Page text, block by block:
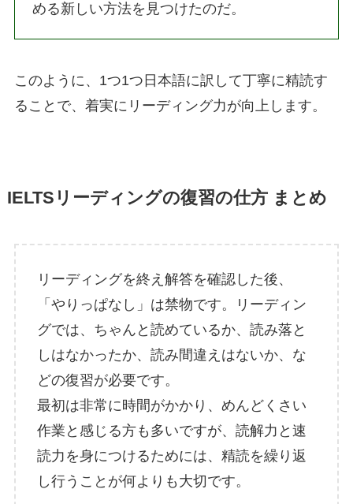
める新しい方法を見つけたのだ。
このように、1つ1つ日本語に訳して丁寧に精読す
ることで、着実にリーディング力が向上します。
IELTSリーディングの復習の仕方 まとめ
リーディングを終え解答を確認した後、
「やりっぱなし」は禁物です。リーディン
グでは、ちゃんと読めているか、読み落と
しはなかったか、読み間違えはないか、な
どの復習が必要です。
最初は非常に時間がかかり、めんどくさい
作業と感じる方も多いですが、読解力と速
読力を身につけるためには、精読を繰り返
し行うことが何よりも大切です。